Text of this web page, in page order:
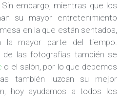
embargo, mientras que los
su mayor entretenimiento
en la que están sentados,
la mayor parte del tiempo.
de las fotografías también se
o el salón, por lo que debemos
también luzcan su mejor
hoy ayudamos a todos los